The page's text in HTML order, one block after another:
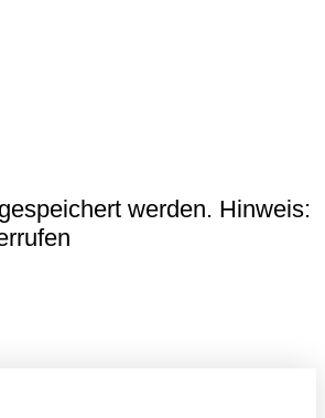
werden. Hinweis: